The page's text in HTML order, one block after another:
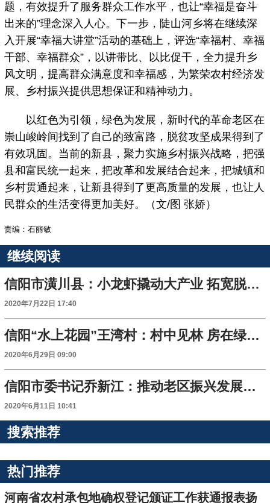
题，有效提升了服务群众工作水平，也让“幸福是奋斗
出来的”理念深入人心。下一步，陡山河乡将在继续深
入开展“幸福大讲堂”活动的基础上，评选“幸福村、幸福
干部、幸福群众”，以讲带比、以比促干，全力提升乡
风文明，提高群众满意度和幸福感，为繁荣农村经济发
展、乡村振兴提供思想保证和精神动力。
以红色为引领，绿色为发展，新时代的革命老区在
崇山峻岭间找到了自己的致富路，脱贫攻坚成果得到了
有效巩固。当前的新县，聚力实施乡村振兴战略，把强
县和富民统一起来，把改革和发展结合起来，把城镇和
乡村贯通起来，让新县得到了更高质量的发展，也让人
民群众的生活变得更加美好。（文/图 张娇）
责编：石丽敏
继续阅读
信阳市潢川县：小龙虾撬动大产业 拓宽脱贫致富路
2020年7月22日 17:40
信阳“水上花园”王湾村：村中见林 房在绿中 人在画中
2020年6月29日 09:00
信阳市委书记乔新江：推动老区振兴发展取得新进展
2020年6月11日 10:41
搜索推荐
热门推荐
河南省农村承包地确权登记颁证工作获通报表扬